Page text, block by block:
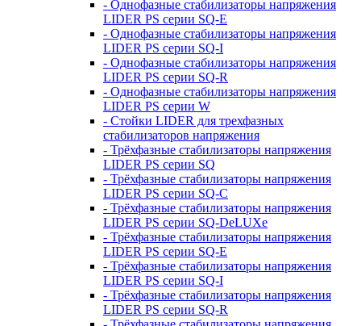
- Однофазные стабилизаторы напряжения
LIDER PS серии SQ-E
- Однофазные стабилизаторы напряжения
LIDER PS серии SQ-I
- Однофазные стабилизаторы напряжения
LIDER PS серии SQ-R
- Однофазные стабилизаторы напряжения
LIDER PS серии W
- Стойки LIDER для трехфазных
стабилизаторов напряжения
- Трёхфазные стабилизаторы напряжения
LIDER PS серии SQ
- Трёхфазные стабилизаторы напряжения
LIDER PS серии SQ-C
- Трёхфазные стабилизаторы напряжения
LIDER PS серии SQ-DeLUXe
- Трёхфазные стабилизаторы напряжения
LIDER PS серии SQ-E
- Трёхфазные стабилизаторы напряжения
LIDER PS серии SQ-I
- Трёхфазные стабилизаторы напряжения
LIDER PS серии SQ-R